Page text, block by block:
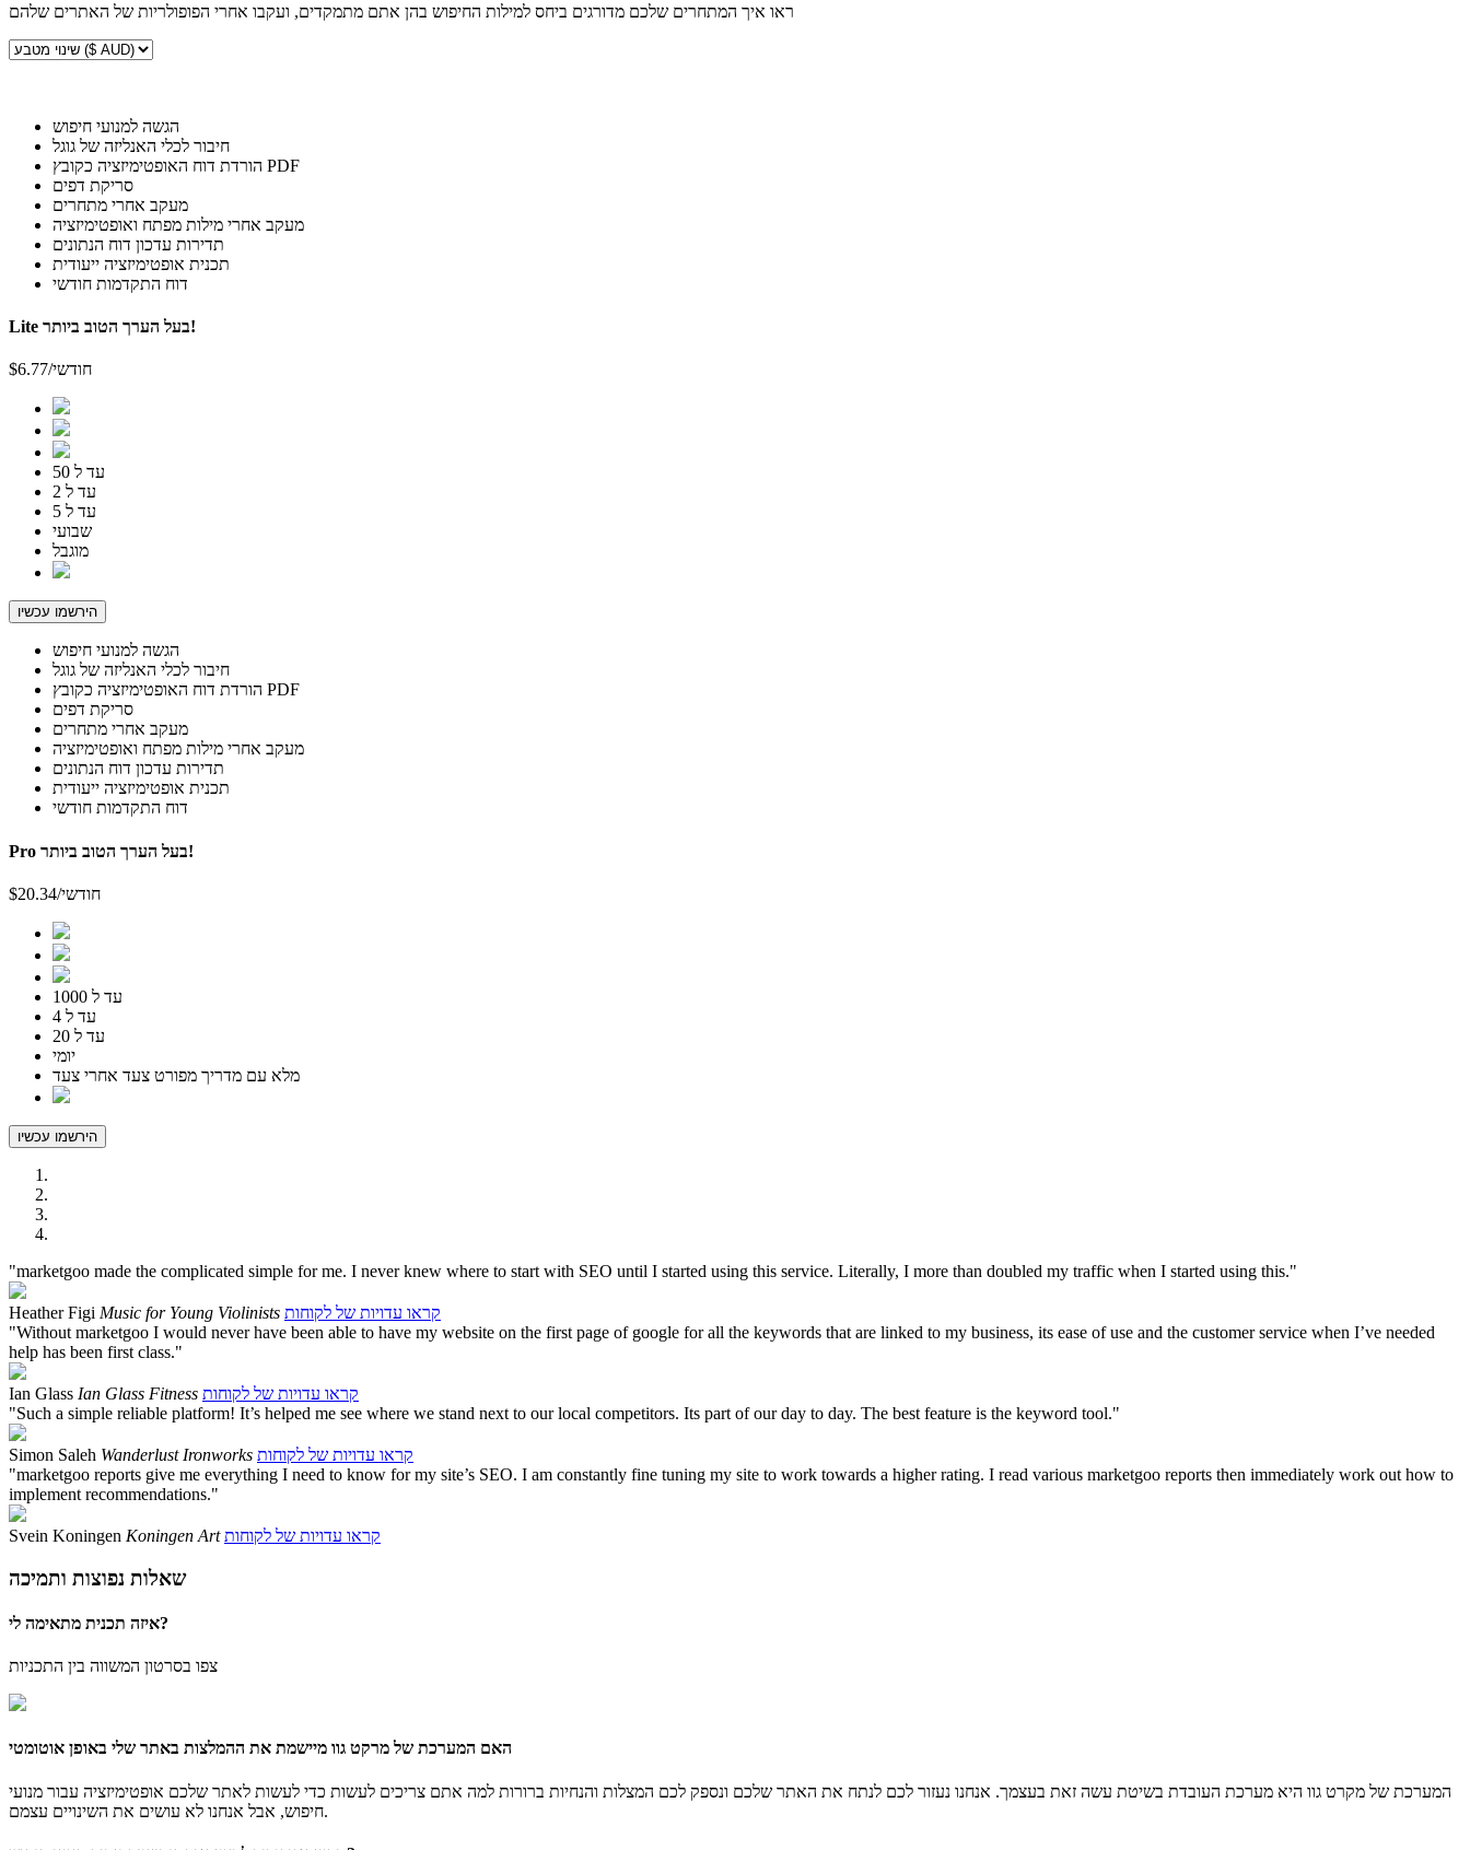
ראו איך המתחרים שלכם מדורגים ביחס למילות החיפוש בהן אתם מתמקדים, ועקבו אחרי הפופולריות של האתרים שלהם
הגשה למנועי חיפוש
חיבור לכלי האנליזה של גוגל
הורדת דוח האופטימיזציה כקובץ PDF
סריקת דפים
מעקב אחרי מתחרים
מעקב אחרי מילות מפתח ואופטימיזציה
תדירות עדכון דוח הנתונים
תכנית אופטימיזציה ייעודית
דוח התקדמות חודשי
Lite בעל הערך הטוב ביותר!
$6.77/חודשי
עד ל 50
עד ל 2
עד ל 5
שבועי
מוגבל
הירשמו עכשיו
הגשה למנועי חיפוש
חיבור לכלי האנליזה של גוגל
הורדת דוח האופטימיזציה כקובץ PDF
סריקת דפים
מעקב אחרי מתחרים
מעקב אחרי מילות מפתח ואופטימיזציה
תדירות עדכון דוח הנתונים
תכנית אופטימיזציה ייעודית
דוח התקדמות חודשי
Pro בעל הערך הטוב ביותר!
$20.34/חודשי
עד ל 1000
עד ל 4
עד ל 20
יומי
מלא עם מדריך מפורט צעד אחרי צעד
הירשמו עכשיו
"marketgoo made the complicated simple for me. I never knew where to start with SEO until I started using this service. Literally, I more than doubled my traffic when I started using this."
Heather Figi Music for Young Violinists קראו עדויות של לקוחות
"Without marketgoo I would never have been able to have my website on the first page of google for all the keywords that are linked to my business, its ease of use and the customer service when I’ve needed
help has been first class."
Ian Glass Ian Glass Fitness קראו עדויות של לקוחות
"Such a simple reliable platform! It’s helped me see where we stand next to our local competitors. Its part of our day to day. The best feature is the keyword tool."
Simon Saleh Wanderlust Ironworks קראו עדויות של לקוחות
"marketgoo reports give me everything I need to know for my site’s SEO. I am constantly fine tuning my site to work towards a higher rating. I read various marketgoo reports then immediately work out how to
implement recommendations."
Svein Koningen Koningen Art קראו עדויות של לקוחות
שאלות נפוצות ותמיכה
איזה תכנית מתאימה לי?
צפו בסרטון המשווה בין התכניות
האם המערכת של מרקט גוו מיישמת את ההמלצות באתר שלי באופן אוטומטי
המערכת של מקרט גוו היא מערכת העובדת בשיטת עשה זאת בעצמך. אנחנו נעזור לכם לנתח את האתר שלכם ונספק לכם המצלות והנחיות ברורות למה אתם צריכים לעשות כדי לעשות לאתר שלכם אופטימיזציה עבור מנועי
חיפוש, אבל אנחנו לא עושים את השינויים עצמם.